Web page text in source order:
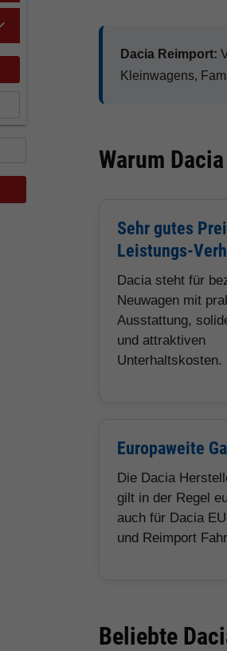
Dacia Reimport:
Kleinwagens,
Warum
Sehr gutes
Leistungs-
Dacia steht für
Neuwagen mit
Ausstattung,
und attraktiven
Unterhaltskosten.
Europaweite
Die Dacia
gilt in der Regel
auch für Dacia
und Reimport
Beliebte